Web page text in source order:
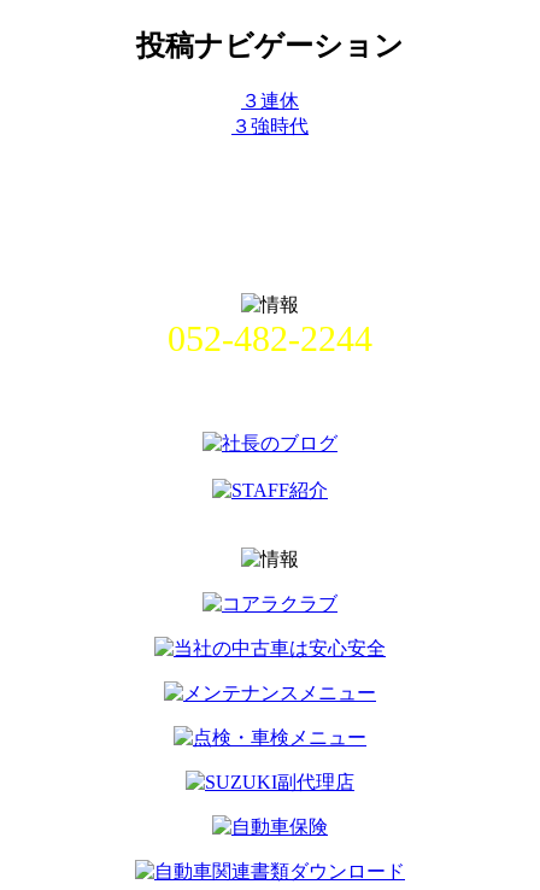
投稿ナビゲーション
３連休
３強時代
052-482-2244